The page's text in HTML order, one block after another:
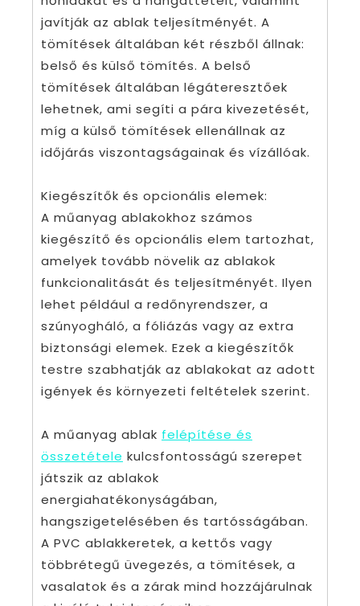
javítják az ablak teljesítményét. A
tömítések általában két részből állnak:
belső és külső tömítés. A belső
tömítések általában légáteresztőek
lehetnek, ami segíti a pára kivezetését,
míg a külső tömítések ellenállnak az
időjárás viszontagságainak és vízállóak.
Kiegészítők és opcionális elemek:
A műanyag ablakokhoz számos
kiegészítő és opcionális elem tartozhat,
amelyek tovább növelik az ablakok
funkcionalitását és teljesítményét. Ilyen
lehet például a redőnyrendszer, a
szúnyogháló, a fóliázás vagy az extra
biztonsági elemek. Ezek a kiegészítők
testre szabhatják az ablakokat az adott
igények és környezeti feltételek szerint.
A műanyag ablak felépítése és
összetétele kulcsfontosságú szerepet
játszik az ablakok
energiahatékonyságában,
hangszigetelésében és tartósságában.
A PVC ablakkeretek, a kettős vagy
többrétegű üvegezés, a tömítések, a
vasalatok és a zárak mind hozzájárulnak